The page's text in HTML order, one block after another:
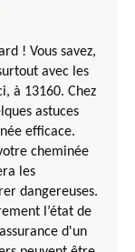
! Vous savez,
avec les
à 13160. Chez
astuces
efficace.
cheminée
les
dangereuses.
l’état de
d'un